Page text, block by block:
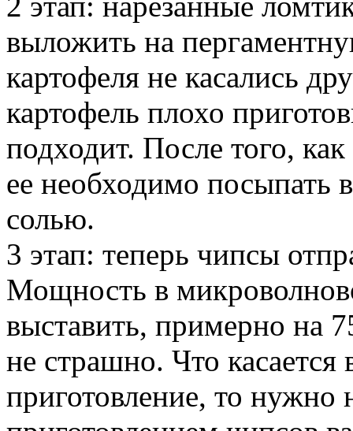
выложить на
картофеля не касались
картофель плохо
подходит. После того,
ее необходимо
солью.
3 этап: теперь чипсы
Мощность в
выставить, примерно на
не страшно. Что
приготовление, то